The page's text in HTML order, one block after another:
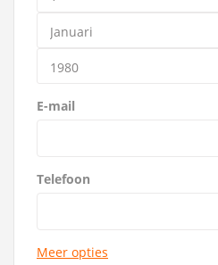
E-mail
Telefoon
Meer opties